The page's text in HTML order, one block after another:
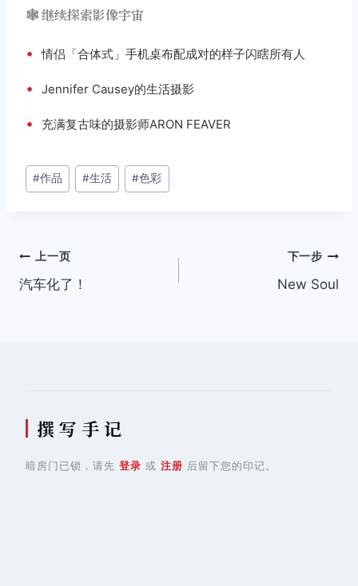
🕸️ 继续探索影像宇宙
• 情侣「合体式」手机桌布配成对的样子闪瞎所有人
• Jennifer Causey的生活摄影
• 充满复古味的摄影师ARON FEAVER
文
章
#作品 #生活 #色彩
文
章
上一页
汽车化了！
下一步
New Soul
撰 写 手 记
暗房门已锁，请先 登录 或 注册 后留下您的印记。